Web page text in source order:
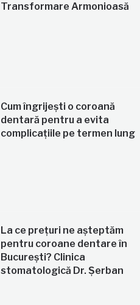
Transformare Armonioasă
Cum îngrijești o coroană
dentară pentru a evita
complicațiile pe termen lung
La ce prețuri ne așteptăm
pentru coroane dentare în
București? Clinica
stomatologică Dr. Șerban